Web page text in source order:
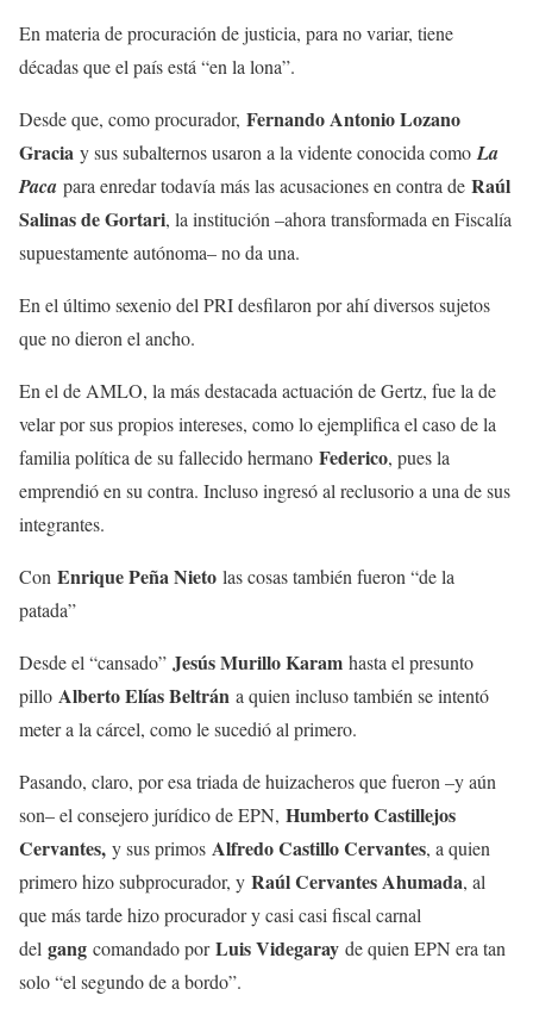
En materia de procuración de justicia, para no variar, tiene
décadas que el país está “en la lona”.
Desde que, como procurador, Fernando Antonio Lozano
Gracia y sus subalternos usaron a la vidente conocida como La
Paca para enredar todavía más las acusaciones en contra de Raúl
Salinas de Gortari, la institución –ahora transformada en Fiscalía
supuestamente autónoma– no da una.
En el último sexenio del PRI desfilaron por ahí diversos sujetos
que no dieron el ancho.
En el de AMLO, la más destacada actuación de Gertz, fue la de
velar por sus propios intereses, como lo ejemplifica el caso de la
familia política de su fallecido hermano Federico, pues la
emprendió en su contra. Incluso ingresó al reclusorio a una de sus
integrantes.
Con Enrique Peña Nieto las cosas también fueron “de la
patada”
Desde el “cansado” Jesús Murillo Karam hasta el presunto
pillo Alberto Elías Beltrán a quien incluso también se intentó
meter a la cárcel, como le sucedió al primero.
Pasando, claro, por esa triada de huizacheros que fueron –y aún
son– el consejero jurídico de EPN, Humberto Castillejos
Cervantes, y sus primos Alfredo Castillo Cervantes, a quien
primero hizo subprocurador, y Raúl Cervantes Ahumada, al
que más tarde hizo procurador y casi casi fiscal carnal
del gang comandado porLuis Videgaray de quien EPN era tan
solo “el segundo de a bordo”.